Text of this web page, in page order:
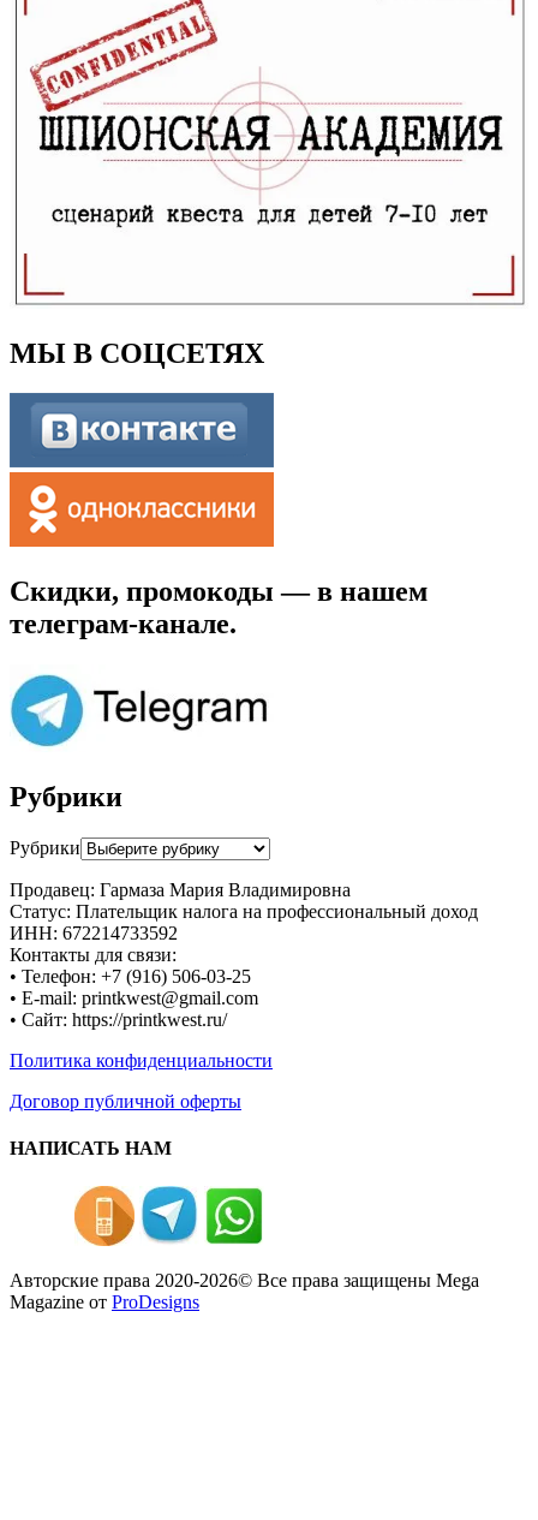
МЫ В СОЦСЕТЯХ
Скидки, промокоды — в нашем
телеграм-канале.
Рубрики
Рубрики
Продавец: Гармаза Мария Владимировна
Статус: Плательщик налога на профессиональный доход
ИНН: 672214733592
Контакты для связи:
• Телефон: +7 (916) 506-03-25
• E-mail: printkwest@gmail.com
• Сайт: https://printkwest.ru/
Политика конфиденциальности
Договор публичной оферты
НАПИСАТЬ НАМ
Авторские права 2020-2026© Все права защищены Mega
Magazine от ProDesigns